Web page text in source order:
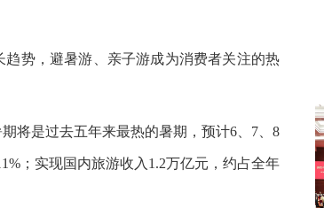
势，避暑游、亲子游成为消费者关注的热
将是过去五年来最热的暑期，预计6、7、8
；实现国内旅游收入1.2万亿元，约占全年